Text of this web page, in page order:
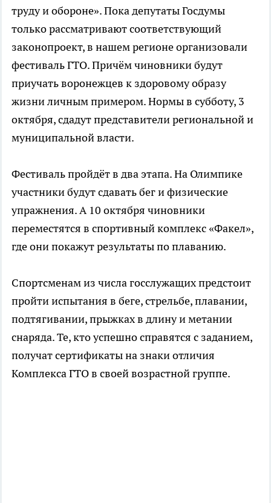
труду и обороне». Пока депутаты Госдумы
только рассматривают соответствующий
законопроект, в нашем регионе организовали
фестиваль ГТО. Причём чиновники будут
приучать воронежцев к здоровому образу
жизни личным примером. Нормы в субботу, 3
октября, сдадут представители региональной и
муниципальной власти.
Фестиваль пройдёт в два этапа. На Олимпике
участники будут сдавать бег и физические
упражнения. А 10 октября чиновники
переместятся в спортивный комплекс «Факел»,
где они покажут результаты по плаванию.
Спортсменам из числа госслужащих предстоит
пройти испытания в беге, стрельбе, плавании,
подтягивании, прыжках в длину и метании
снаряда. Те, кто успешно справятся с заданием,
получат сертификаты на знаки отличия
Комплекса ГТО в своей возрастной группе.